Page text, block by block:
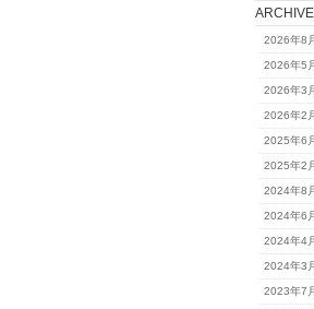
2026年8
2026年5
2026年3
2026年2
2025年6
2025年2
2024年8
2024年6
2024年4
2024年3
2023年7